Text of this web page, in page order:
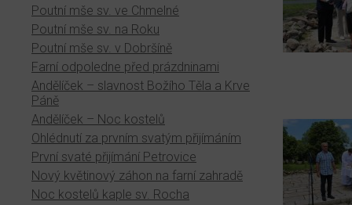
Poutní mše sv. ve Chmelné
Poutní mše sv. na Roku
Poutní mše sv. v Dobršíně
Farní odpoledne před prázdninami
Andělíček – slavnost Božího Těla a Krve
Páně
Andělíček – Noc kostelů
Ohlédnutí za prvním svatým přijímáním
První svaté přijímání Petrovice
Nový květinový záhon na farní zahradě
Noc kostelů kaple sv. Rocha